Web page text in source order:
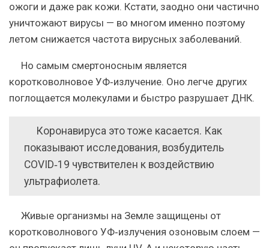
ожоги и даже рак кожи. Кстати, заодно они частично
уничтожают вирусы — во многом именно поэтому
летом снижается частота вирусных заболеваний.
Но самым смертоносным является
коротковолновое УФ‑излучение. Оно легче других
поглощается молекулами и быстро разрушает ДНК.
Коронавируса это тоже касается. Как
показывают исследования, возбудитель
COVID‑19 чувствителен к воздействию
ультрафиолета.
Живые организмы на Земле защищены от
коротковолнового УФ‑излучения озоновым слоем —